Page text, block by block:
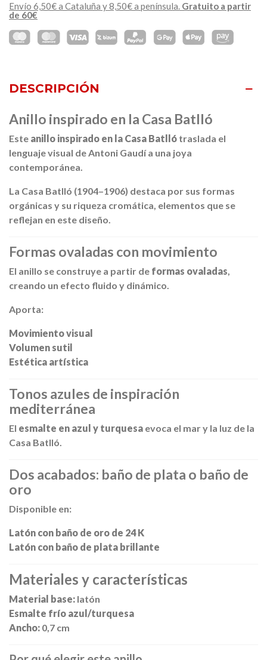
Envío 6,50€ a Cataluña y 8,50€ a península. Gratuito a partir
de 60€
DESCRIPCIÓN
Anillo inspirado en la Casa Batlló
Este anillo inspirado en la Casa Batlló traslada el
lenguaje visual de Antoni Gaudía una joya
contemporánea.
La Casa Batlló (1904–1906) destaca por sus formas
orgánicas y su riqueza cromática, elementos que se
reflejan en este diseño.
Formas ovaladas con movimiento
El anillo se construye a partir de formas ovaladas
creando un efecto fluido y dinámico.
Aporta:
Movimiento visual
Volumen sutil
Estética artística
Tonos azules de inspiración
mediterránea
El esmalte en azul y turquesa evoca el mar y la luz de la
Casa Batlló.
Dos acabados: baño de plata o baño de
oro
Disponible en:
Latón con baño de oro de 24 K
Latón con baño de plata brillante
Materiales y características
Material base: latón
Esmalte frío azul/turquesa
Ancho: 0,7 cm